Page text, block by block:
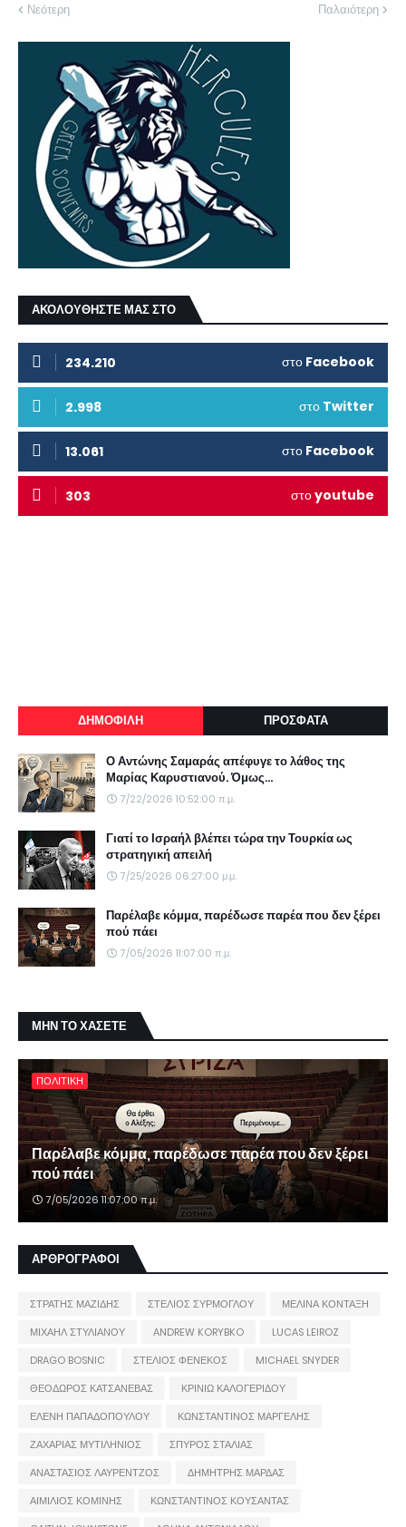
Νεότερη Παλαιότερη
ΑΚΟΛΟΥΘΗΣΤΕ ΜΑΣ ΣΤΟ
234.210 στο Facebook
2.998 στο Twitter
13.061 στο Facebook
303 στοyoutube
ΔΗΜΟΦΙΛΗ ΠΡΟΣΦΑΤΑ
Ο Αντώνης Σαμαράς απέφυγε το λάθος της
Μαρίας Καρυστιανού. Όμως...
7/22/2026 10:52:00 π.μ.
Γιατί το Ισραήλ βλέπει τώρα την Τουρκία ως
στρατηγική απειλή
7/25/2026 06:27:00 μ.μ.
Παρέλαβε κόμμα, παρέδωσε παρέα που δεν ξέρει
πού πάει
7/05/2026 11:07:00 π.μ.
ΜΗΝ ΤΟ ΧΑΣΕΤΕ
ΠΟΛΙΤΙΚΗ
Παρέλαβε κόμμα, παρέδωσε παρέα που δεν ξέρει
πού πάει
7/05/2026 11:07:00 π.μ.
ΑΡΘΡΟΓΡΑΦΟΙ
ΣΤΡΑΤΗΣ ΜΑΖΙΔΗΣ ΣΤΕΛΙΟΣ ΣΥΡΜΟΓΛΟΥ
ΜΕΛΙΝΑ ΚΟΝΤΑΞΗ
ΜΙΧΑΗΛ ΣΤΥΛΙΑΝΟΥ
ANDREW KORYBKO
LUCAS LEIROZ
DRAGO BOSNIC
ΣΤΕΛΙΟΣ ΦΕΝΕΚΟΣ
MICHAEL SNYDER
ΘΕΟΔΩΡΟΣ ΚΑΤΣΑΝΕΒΑΣ
ΚΡΙΝΙΩ ΚΑΛΟΓΕΡΙΔΟΥ
ΕΛΕΝΗ ΠΑΠΑΔΟΠΟΥΛΟΥ
ΚΩΝΣΤΑΝΤΙΝΟΣ ΜΑΡΓΕΛΗΣ
ΖΑΧΑΡΙΑΣ ΜΥΤΙΛΗΝΙΟΣ
ΣΠΥΡΟΣ ΣΤΑΛΙΑΣ
ΑΝΑΣΤΑΣΙΟΣ ΛΑΥΡΕΝΤΖΟΣ
ΔΗΜΗΤΡΗΣ ΜΑΡΔΑΣ
ΑΙΜΙΛΙΟΣ ΚΟΜΙΝΗΣ
ΚΩΝΣΤΑΝΤΙΝΟΣ ΚΟΥΣΑΝΤΑΣ